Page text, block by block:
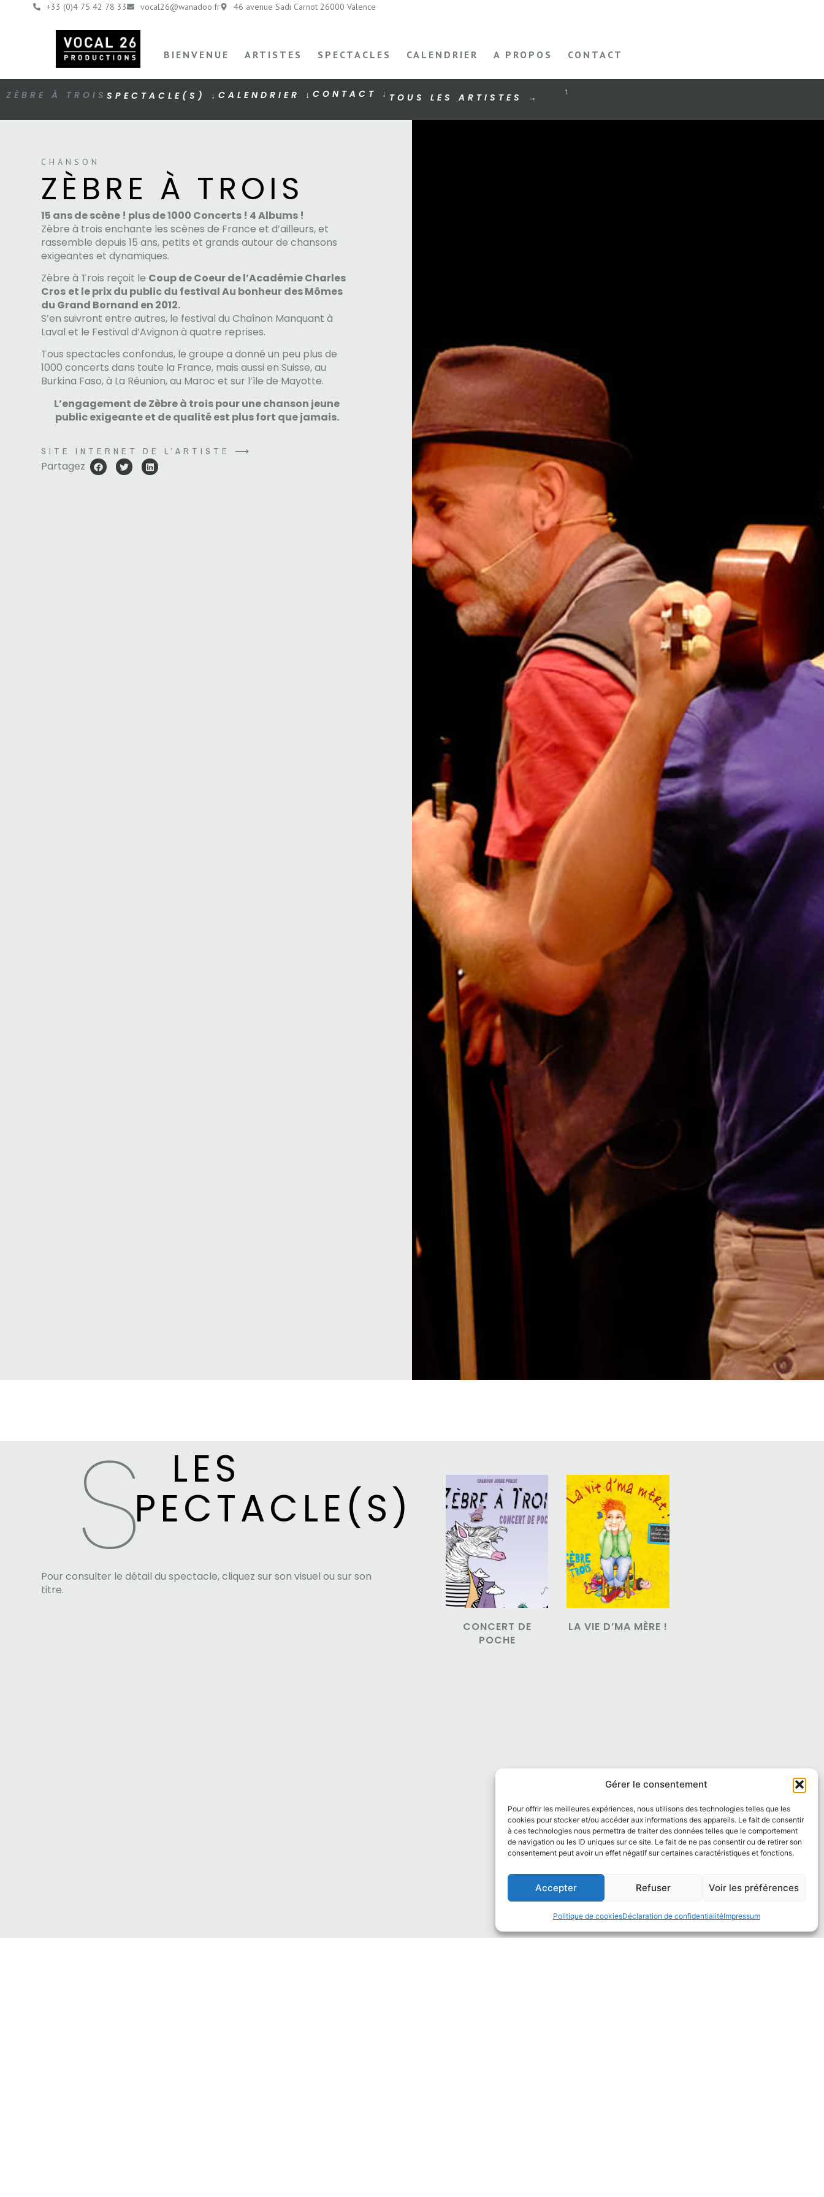
Gérer le consentement
Pour offrir les meilleures expériences, nous utilisons des technologies telles que les
cookies pour stocker et/ou accéder aux informations des appareils. Le fait de consentir
à ces technologies nous permettra de traiter des données telles que le comportement
de navigation ou les ID uniques sur ce site. Le fait de ne pas consentir ou de retirer son
consentement peut avoir un effet négatif sur certaines caractéristiques et fonctions.
Accepter Refuser Voir les préférences
Politique de cookiesDéclaration de confidentialitéImpressum
+33 (0)4 75 42 78 33 vocal26@wanadoo.fr 46 avenue Sadi Carnot 26000 Valence
BIENVENUE ARTISTES SPECTACLES CALENDRIER A PROPOS CONTACT
ZÈBRE À TROIS SPECTACLE(S) ↓ CALENDRIER ↓ CONTACT ↓ TOUS LES ARTISTES → ↑
CHANSON
ZÈBRE À TROIS
15 ans de scène ! plus de 1000 Concerts ! 4 Albums !
Zèbre à trois enchante les scènes de France et d’ailleurs, et
rassemble depuis 15 ans, petits et grands autour de chansons
exigeantes et dynamiques.
Zèbre à Trois reçoit le Coup de Coeur de l’Académie Charles
Cros et le prix du public du festival Au bonheur des Mômes
du Grand Bornand en 2012.
S’en suivront entre autres, le festival du Chaînon Manquant à
Laval et le Festival d’Avignon à quatre reprises.
Tous spectacles confondus, le groupe a donné un peu plus de
1000 concerts dans toute la France, mais aussi en Suisse, au
Burkina Faso, à La Réunion, au Maroc et sur l’île de Mayotte.
L’engagement de Zèbre à trois pour une chanson jeune
public exigeante et de qualité est plus fort que jamais.
SITE INTERNET DE L’ARTISTE ⟶
Partagez
LES
SPECTACLE(S)
Pour consulter le détail du spectacle, cliquez sur son visuel ou sur son
titre.
CONCERT DE
POCHE
LA VIE D’MA MÈRE !